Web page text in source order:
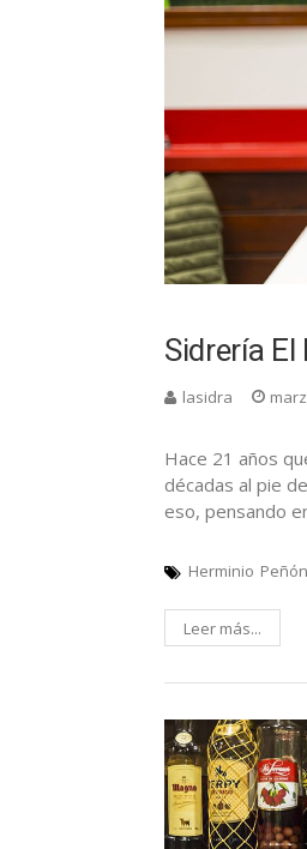
Sidrería
lasidra
Hace 21 años
décadas al pie
eso, pensando
Herminio Peñón
Leer más...